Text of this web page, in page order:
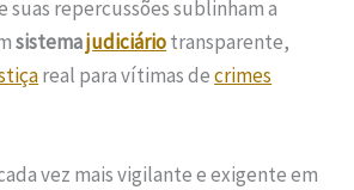
suas repercussões sublinham a
sistemajudiciáriotransparente,
real para vítimas decrimes
vez mais vigilante e exigente em